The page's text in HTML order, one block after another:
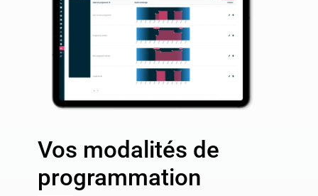
Vos modalités de
programmation